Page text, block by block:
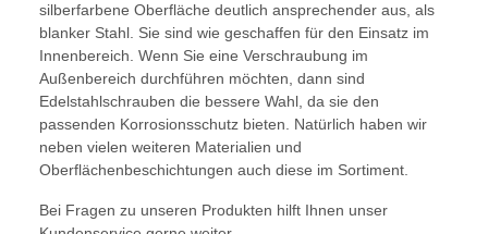
silberfarbene Oberfläche deutlich ansprechender aus, als
blanker Stahl. Sie sind wie geschaffen für den Einsatz im
Innenbereich. Wenn Sie eine Verschraubung im
Außenbereich durchführen möchten, dann sind
Edelstahlschrauben die bessere Wahl, da sie den
passenden Korrosionsschutz bieten. Natürlich haben wir
neben vielen weiteren Materialien und
Oberflächenbeschichtungen auch diese im Sortiment.
Bei Fragen zu unseren Produkten hilft Ihnen unser